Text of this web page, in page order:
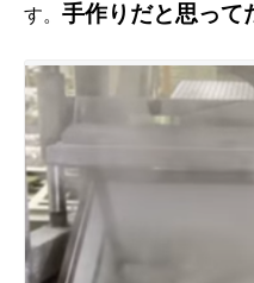
す。 手作りだと思って